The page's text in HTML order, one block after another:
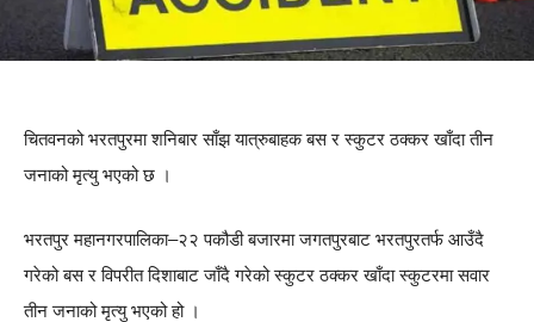
चितवनको भरतपुरमा शनिबार साँझ यात्रुबाहक बस र स्कुटर ठक्कर खाँदा तीन
जनाको मृत्यु भएको छ ।
भरतपुर महानगरपालिका–२२ पकौडी बजारमा जगतपुरबाट भरतपुरतर्फ आउँदै
गरेको बस र विपरीत दिशाबाट जाँदै गरेको स्कुटर ठक्कर खाँदा स्कुटरमा सवार
तीन जनाको मृत्यु भएको हो ।